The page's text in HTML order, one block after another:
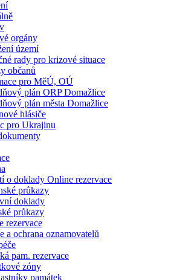
orgány
území
rady pro krizové situace
občanů
pro MěÚ, OÚ
plán ORP Domažlice
plán města Domažlice
hlásiče
pro Ukrajinu
o doklady Online rezervace
průkazy
doklady
průkazy
rezervace
a ochrana oznamovatelů
pam. rezervace
zóny
památek